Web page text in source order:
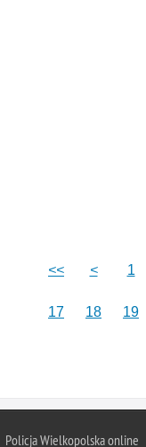
<< < 1
17 18 19
Policja Wielkopolska online